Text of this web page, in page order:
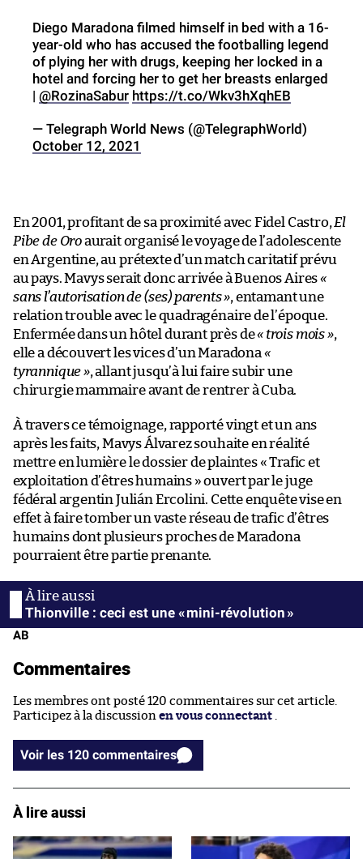
Diego Maradona filmed himself in bed with a 16-
year-old who has accused the footballing legend
of plying her with drugs, keeping her locked in a
hotel and forcing her to get her breasts enlarged
| @RozinaSabur https://t.co/Wkv3hXqhEB
— Telegraph World News (@TelegraphWorld)
October 12, 2021
En 2001, profitant de sa proximité avec Fidel Castro, El
Pibe de Oroaurait organisé le voyage de l’adolescente
en Argentine, au prétexte d’un match caritatif prévu
au pays. Mavys serait donc arrivée à Buenos Aires«
sans l’autorisation de (ses) parents », entamant une
relation trouble avec le quadragénaire de l’époque.
Enfermée dans un hôtel durant près de« trois mois »,
elle a découvert les vices d’un Maradona «
tyrannique », allant jusqu’à lui faire subir une
chirurgie mammaire avant de rentrer à Cuba.
À travers ce témoignage, rapporté vingt et un ans
après les faits, Mavys Álvarez souhaite en réalité
mettre en lumière le dossier de plaintes « Trafic et
exploitation d’êtres humains » ouvert par le juge
fédéral argentin Julián Ercolini. Cette enquête vise en
effet à faire tomber un vaste réseau de trafic d’êtres
humains dont plusieurs proches de Maradona
pourraient être partie prenante.
Thionville : ceci est une « mini-révolution »
AB
Commentaires
Les membres ont posté 120 commentaires sur cet article.
Participez à la discussion en vous connectant
Voir les 120 commentaires
À lire aussi